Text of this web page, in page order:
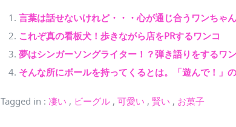
言葉は話せないけれど・・・心が通じ合うワンちゃ
これぞ真の看板犬！歩きながら店をPRするワンコ
夢はシンガーソングライター！？弾き語りをするワ
そんな所にボールを持ってくるとは。「遊んで！」
Tagged in : 凄い , ビーグル , 可愛い , 賢い , お菓子